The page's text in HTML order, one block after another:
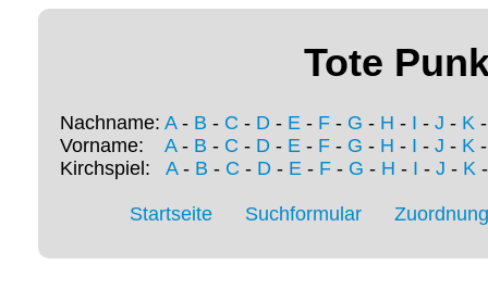
Tote
Nachname: A- B - C - D - E - F - G - H - I - J - K
Vorname: A- B - C - D - E - F - G - H - I - J - K
Kirchspiel: A- B - C - D- E- F- G - H - I - J - K
Startseite Suchformular